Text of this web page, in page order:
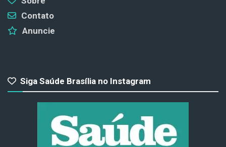
Contato
Anuncie
Siga Saúde Brasília no Instagram